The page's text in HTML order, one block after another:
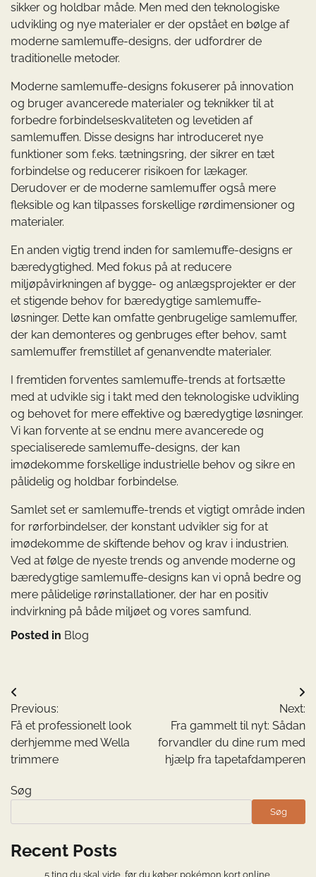
sikker og holdbar måde. Men med den teknologiske
udvikling og nye materialer er der opstået en bølge af
moderne samlemuffe-designs, der udfordrer de
traditionelle metoder.
Moderne samlemuffe-designs fokuserer på innovation
og bruger avancerede materialer og teknikker til at
forbedre forbindelseskvaliteten og levetiden af ​​
samlemuffen. Disse designs har introduceret nye
funktioner som f.eks. tætningsring, der sikrer en tæt
forbindelse og reducerer risikoen for lækager.
Derudover er de moderne samlemuffer også mere
fleksible og kan tilpasses forskellige rørdimensioner og
materialer.
En anden vigtig trend inden for samlemuffe-designs er
bæredygtighed. Med fokus på at reducere
miljøpåvirkningen af ​​bygge- og anlægsprojekter er der
et stigende behov for bæredygtige samlemuffe-
løsninger. Dette kan omfatte genbrugelige samlemuffer,
der kan demonteres og genbruges efter behov, samt
samlemuffer fremstillet af genanvendte materialer.
I fremtiden forventes samlemuffe-trends at fortsætte
med at udvikle sig i takt med den teknologiske udvikling
og behovet for mere effektive og bæredygtige løsninger.
Vi kan forvente at se endnu mere avancerede og
specialiserede samlemuffe-designs, der kan
imødekomme forskellige industrielle behov og sikre en
pålidelig og holdbar forbindelse.
Samlet set er samlemuffe-trends et vigtigt område inden
for rørforbindelser, der konstant udvikler sig for at
imødekomme de skiftende behov og krav i industrien.
Ved at følge de nyeste trends og anvende moderne og
bæredygtige samlemuffe-designs kan vi opnå bedre og
mere pålidelige rørinstallationer, der har en positiv
indvirkning på både miljøet og vores samfund.
Posted in Blog
Indlægsnavigation
Previous:
Få et professionelt look
derhjemme med Wella
trimmere
Next:
Fra gammelt til nyt: Sådan
forvandler du dine rum med
hjælp fra tapetafdamperen
Søg
Søg
Recent Posts
5 ting du skal vide, før du køber pokémon kort online